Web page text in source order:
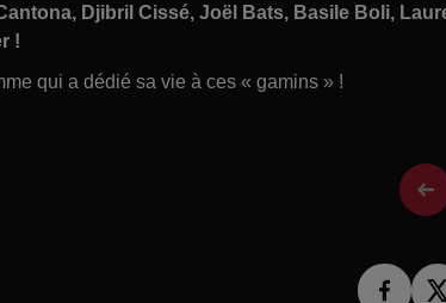
Djibril Cissé, Joël Bats, Basile Boli,
!
qui a dédié sa vie à ces « gamins » !